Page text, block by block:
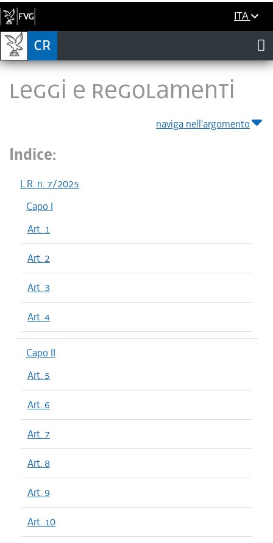
ITA
LEGGI E REGOLAMENTI
naviga nell'argomento
Indice:
L.R. n. 7/2025
Capo I
Art. 1
Art. 2
Art. 3
Art. 4
Capo II
Art. 5
Art. 6
Art. 7
Art. 8
Art. 9
Art. 10